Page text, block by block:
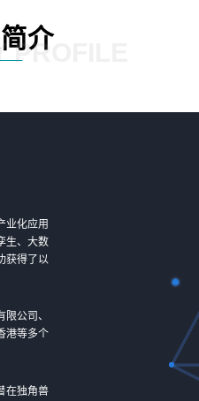
介
PROFILE
业化应用
生、大数
获得了以
公司、
港等多个
在独角兽